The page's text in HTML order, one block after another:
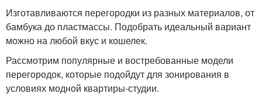
Изготавливаются перегородки из разных материалов, от
бамбука до пластмассы. Подобрать идеальный вариант
можно на любой вкус и кошелек.
Рассмотрим популярные и востребованные модели
перегородок, которые подойдут для зонирования в
условиях модной квартиры-студии.